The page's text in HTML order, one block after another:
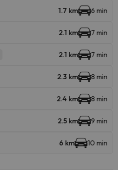
1.7 km 6 min
2.1 km 7 min
2.1 km 7 min
2.3 km 8 min
2.4 km 8 min
2.5 km 9 min
6 km 10 min